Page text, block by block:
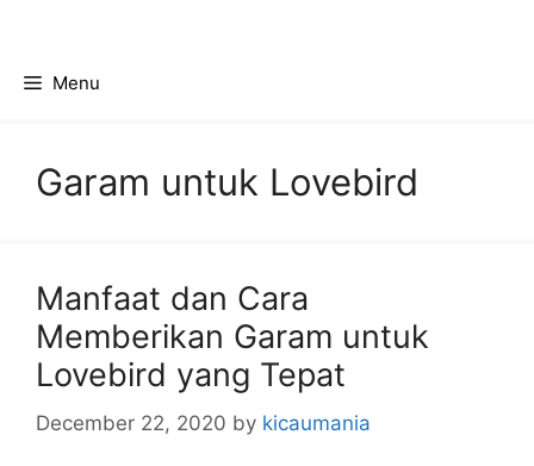
contentMenu
Garam untuk Lovebird
Manfaat dan Cara
Memberikan Garam untuk
Lovebird yang Tepat
December 22, 2020 by kicaumania